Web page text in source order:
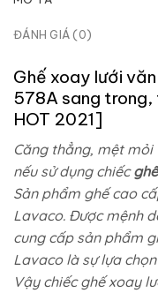
ĐÁNH GIÁ (0)
Ghế xoay lưới
578A sang trong,
HOT 2021]
Căng thẳng, mệt
nếu sử dụng chiếc
Sản phẩm ghế cao
Lavaco. Được mệnh
cung cấp sản phẩm
Lavaco là sự lựa
Vậy chiếc ghế xoay